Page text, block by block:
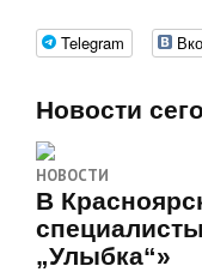
Telegram
Новости
НОВОСТИ
В
„Улыбка“»